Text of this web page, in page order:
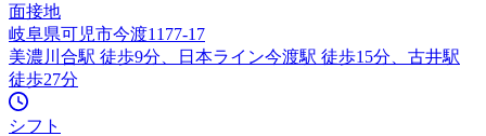
面接地
岐阜県可児市今渡1177-17
美濃川合駅 徒歩9分、日本ライン今渡駅 徒歩15分、古井駅
徒歩27分
シフト